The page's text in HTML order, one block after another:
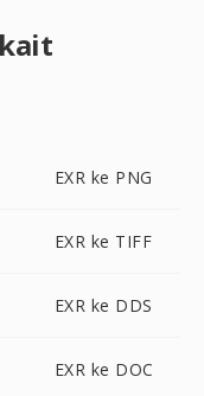
EXR ke PNG
EXR ke TIFF
EXR ke DDS
EXR ke DOC